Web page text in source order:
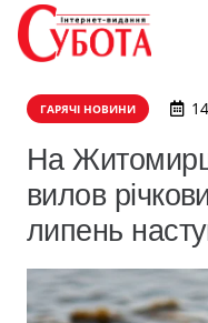
ГАРЯЧІ НОВИНИ
На
вилов
липень